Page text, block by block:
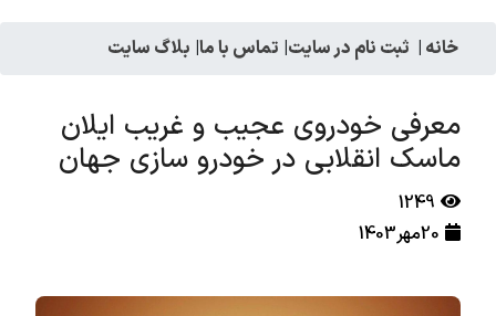
خانه | ثبت نام در سایت| تماس با ما| بلاگ سایت
معرفی خودروی عجیب و غریب ایلان
ماسک انقلابی در خودرو سازی جهان
1249
20مهر1403